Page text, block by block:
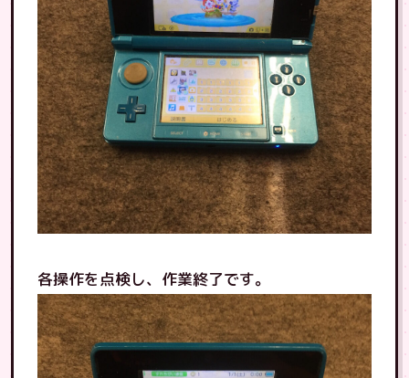
各操作を点検し、作業終了です。